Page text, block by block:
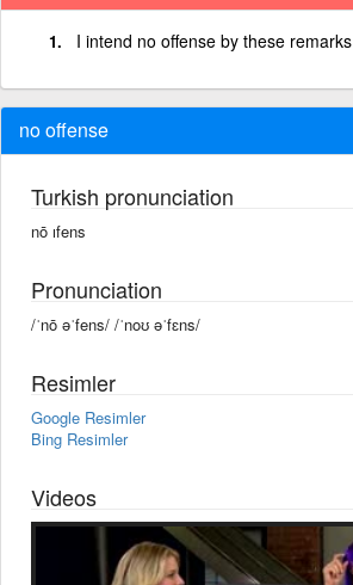
I intend no offense by these remarks
no offense
Turkish pronunciation
nō ıfens
Pronunciation
/ˈnō əˈfens/ /ˈnoʊ əˈfɛns/
Resimler
Google Resimler
Bing Resimler
Videos